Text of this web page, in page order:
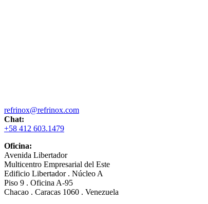
refrinox@refrinox.com
Chat:
+58 412 603.1479
Oficina:
Avenida Libertador
Multicentro Empresarial del Este
Edificio Libertador . Núcleo A
Piso 9 . Oficina A-95
Chacao . Caracas 1060 . Venezuela